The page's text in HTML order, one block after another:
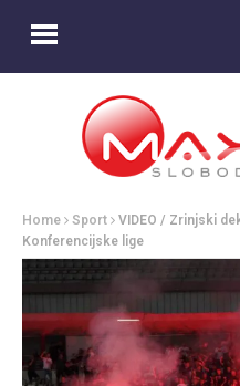
Home Sport
VIDEO / Zrinjski
Konferencijske lige